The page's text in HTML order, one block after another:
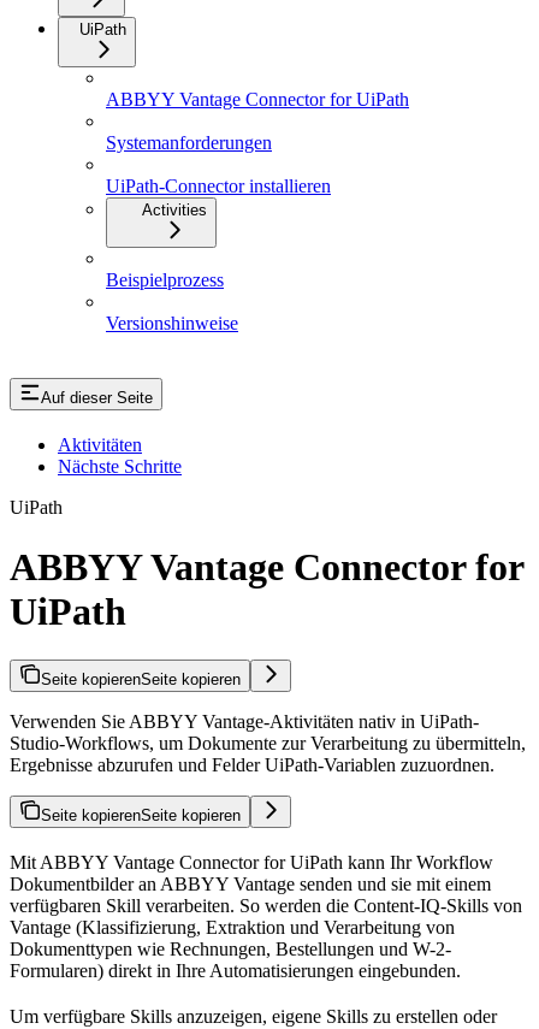
UiPath
ABBYY Vantage Connector for UiPath
Systemanforderungen
UiPath-Connector installieren
Activities
Beispielprozess
Versionshinweise
Auf dieser Seite
Aktivitäten
Nächste Schritte
UiPath
ABBYY Vantage Connector for
UiPath
Seite kopierenSeite kopieren
Verwenden Sie ABBYY Vantage-Aktivitäten nativ in UiPath-
Studio-Workflows, um Dokumente zur Verarbeitung zu übermitteln,
Ergebnisse abzurufen und Felder UiPath-Variablen zuzuordnen.
Seite kopierenSeite kopieren
Mit ABBYY Vantage Connector for UiPath kann Ihr Workflow
Dokumentbilder an ABBYY Vantage senden und sie mit einem
verfügbaren Skill verarbeiten. So werden die Content-IQ-Skills von
Vantage (Klassifizierung, Extraktion und Verarbeitung von
Dokumenttypen wie Rechnungen, Bestellungen und W-2-
Formularen) direkt in Ihre Automatisierungen eingebunden.
Um verfügbare Skills anzuzeigen, eigene Skills zu erstellen oder